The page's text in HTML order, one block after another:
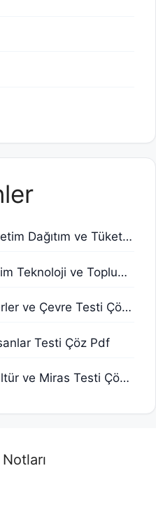
7.Sınıf Sosyal Bilgiler Üretim Dağıtım ve Tüketim Testi Çöz Pdf
7.Sınıf Sosyal Bilgiler Bilim Teknoloji ve Toplum Testi Çöz Pdf
7.Sınıf Sosyal Bilgiler Yerler ve Çevre Testi Çöz Pdf
Testi Çöz Pdf
7.Sınıf Sosyal Bilgiler Kültür ve Miras Testi Çöz Pdf